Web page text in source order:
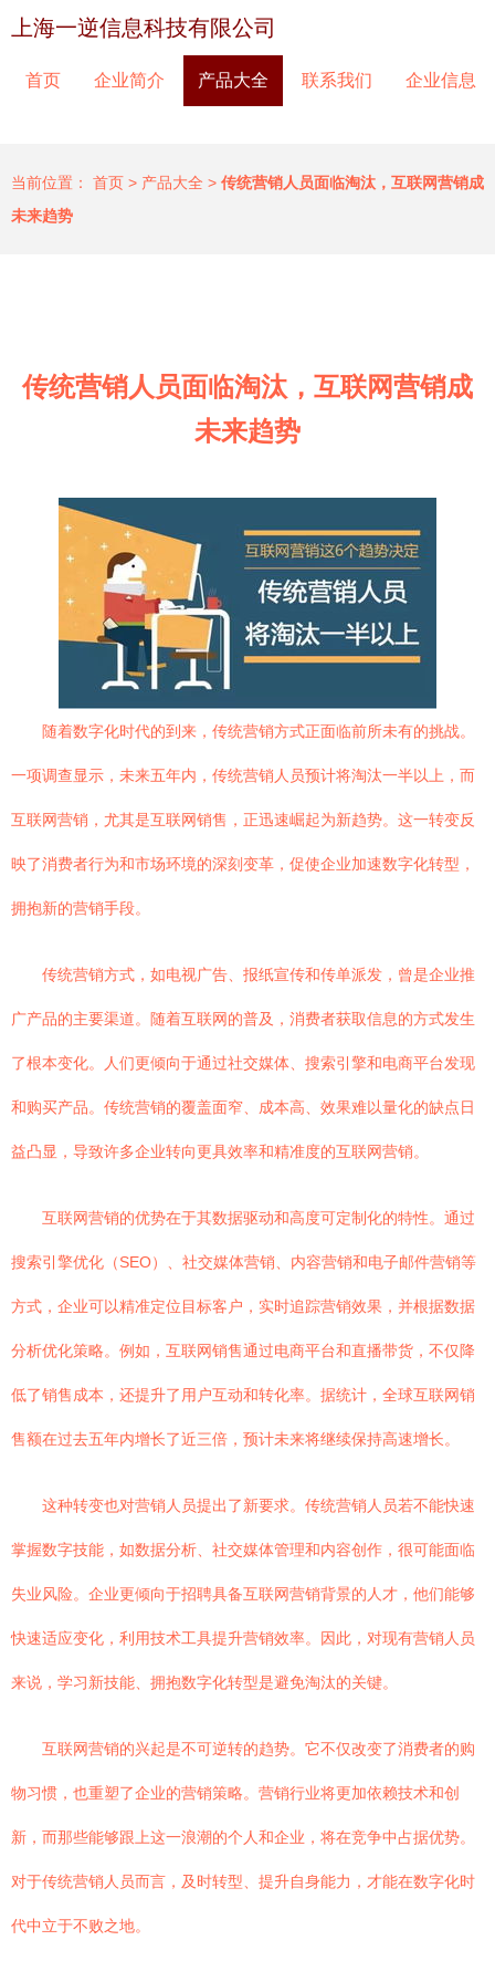
上海一逆信息科技有限公司
首页 企业简介 产品大全 联系我们 企业信息
当前位置： 首页 > 产品大全 > 传统营销人员面临淘汰，互联网营销成
未来趋势
传统营销人员面临淘汰，互联网营销成
未来趋势
随着数字化时代的到来，传统营销方式正面临前所未有的挑战。
一项调查显示，未来五年内，传统营销人员预计将淘汰一半以上，而
互联网营销，尤其是互联网销售，正迅速崛起为新趋势。这一转变反
映了消费者行为和市场环境的深刻变革，促使企业加速数字化转型，
拥抱新的营销手段。
传统营销方式，如电视广告、报纸宣传和传单派发，曾是企业推
广产品的主要渠道。随着互联网的普及，消费者获取信息的方式发生
了根本变化。人们更倾向于通过社交媒体、搜索引擎和电商平台发现
和购买产品。传统营销的覆盖面窄、成本高、效果难以量化的缺点日
益凸显，导致许多企业转向更具效率和精准度的互联网营销。
互联网营销的优势在于其数据驱动和高度可定制化的特性。通过
搜索引擎优化（SEO）、社交媒体营销、内容营销和电子邮件营销等
方式，企业可以精准定位目标客户，实时追踪营销效果，并根据数据
分析优化策略。例如，互联网销售通过电商平台和直播带货，不仅降
低了销售成本，还提升了用户互动和转化率。据统计，全球互联网销
售额在过去五年内增长了近三倍，预计未来将继续保持高速增长。
这种转变也对营销人员提出了新要求。传统营销人员若不能快速
掌握数字技能，如数据分析、社交媒体管理和内容创作，很可能面临
失业风险。企业更倾向于招聘具备互联网营销背景的人才，他们能够
快速适应变化，利用技术工具提升营销效率。因此，对现有营销人员
来说，学习新技能、拥抱数字化转型是避免淘汰的关键。
互联网营销的兴起是不可逆转的趋势。它不仅改变了消费者的购
物习惯，也重塑了企业的营销策略。营销行业将更加依赖技术和创
新，而那些能够跟上这一浪潮的个人和企业，将在竞争中占据优势。
对于传统营销人员而言，及时转型、提升自身能力，才能在数字化时
代中立于不败之地。